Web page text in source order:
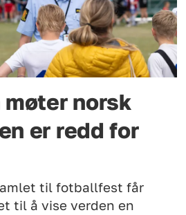
møter norsk
er redd for
til fotballfest får
til å vise verden en